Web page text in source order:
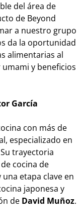
del área de
de Beyond
a nuestro grupo
da la oportunidad
alimentarias al
y beneficios
García
con más de
especializado en
trayectoria
cocina de
etapa clave en
japonesa y
de David Muñoz.